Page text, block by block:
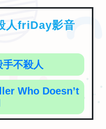
人friDay影音
不殺人
Who Doesn’t